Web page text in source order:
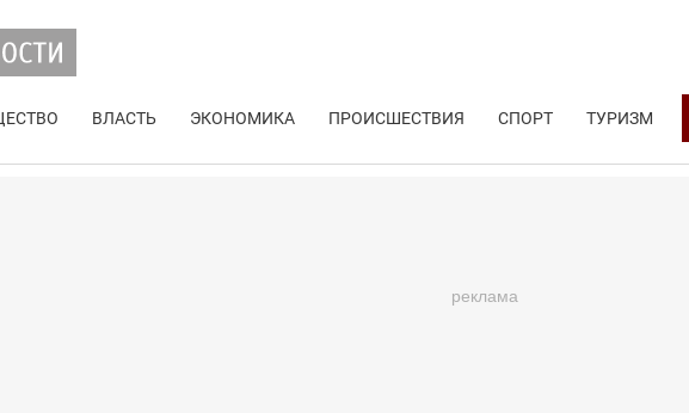
ВЛАСТЬ ЭКОНОМИКА ПРОИСШЕСТВИЯ СПОРТ ТУРИЗМ